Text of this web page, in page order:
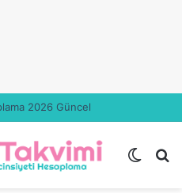
2026 Güncel
Dış